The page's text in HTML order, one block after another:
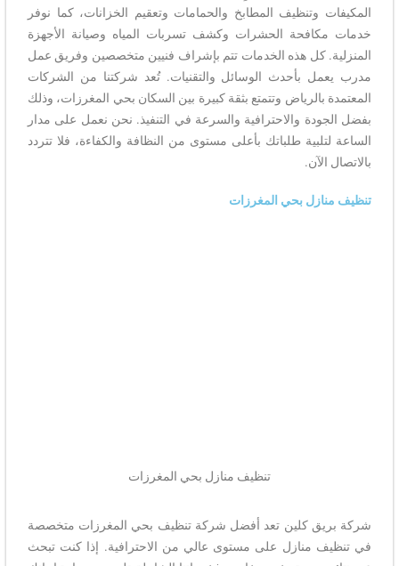
المكيفات وتنظيف المطابخ والحمامات وتعقيم الخزانات، كما نوفر
خدمات مكافحة الحشرات وكشف تسربات المياه وصيانة الأجهزة
المنزلية. كل هذه الخدمات تتم بإشراف فنيين متخصصين وفريق عمل
مدرب يعمل بأحدث الوسائل والتقنيات. تُعد شركتنا من الشركات
المعتمدة بالرياض وتتمتع بثقة كبيرة بين السكان بحي المغرزات، وذلك
بفضل الجودة والاحترافية والسرعة في التنفيذ. نحن نعمل على مدار
الساعة لتلبية طلباتك بأعلى مستوى من النظافة والكفاءة، فلا تتردد
بالاتصال الآن.
تنظيف منازل بحي المغرزات
تنظيف منازل بحي المغرزات
شركة بريق كلين تعد أفضل شركة تنظيف بحي المغرزات متخصصة
في تنظيف منازل على مستوى عالي من الاحترافية. إذا كنت تبحث